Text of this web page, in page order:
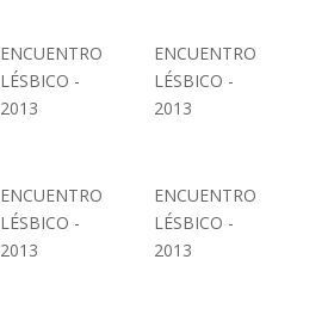
ENCUENTRO
LÉSBICO -
2013
ENCUENTRO
LÉSBICO -
2013
ENCUENTRO
LÉSBICO -
2013
ENCUENTRO
LÉSBICO -
2013